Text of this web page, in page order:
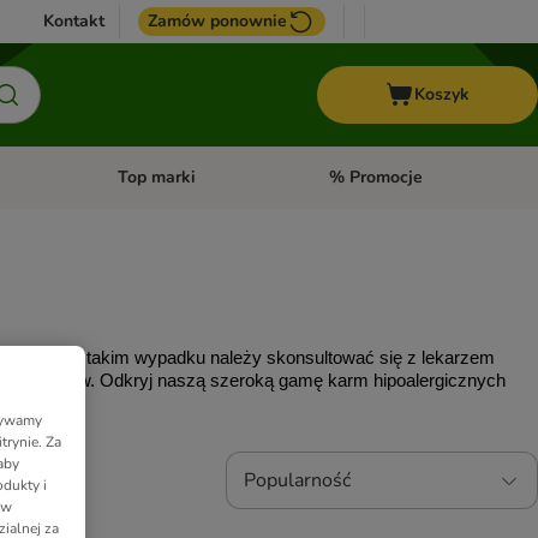
Kontakt Zamów ponownie
Koszyk
kategorii: PtakiOtwórz menu kategorii: Konie
Top marki Otwórz menu kategorii: Top
% Promocje
W takim wypadku należy skonsultować się z lekarzem
Odkryj naszą szeroką gamę karm hipoalergicznych
Popularność
Za
i
za